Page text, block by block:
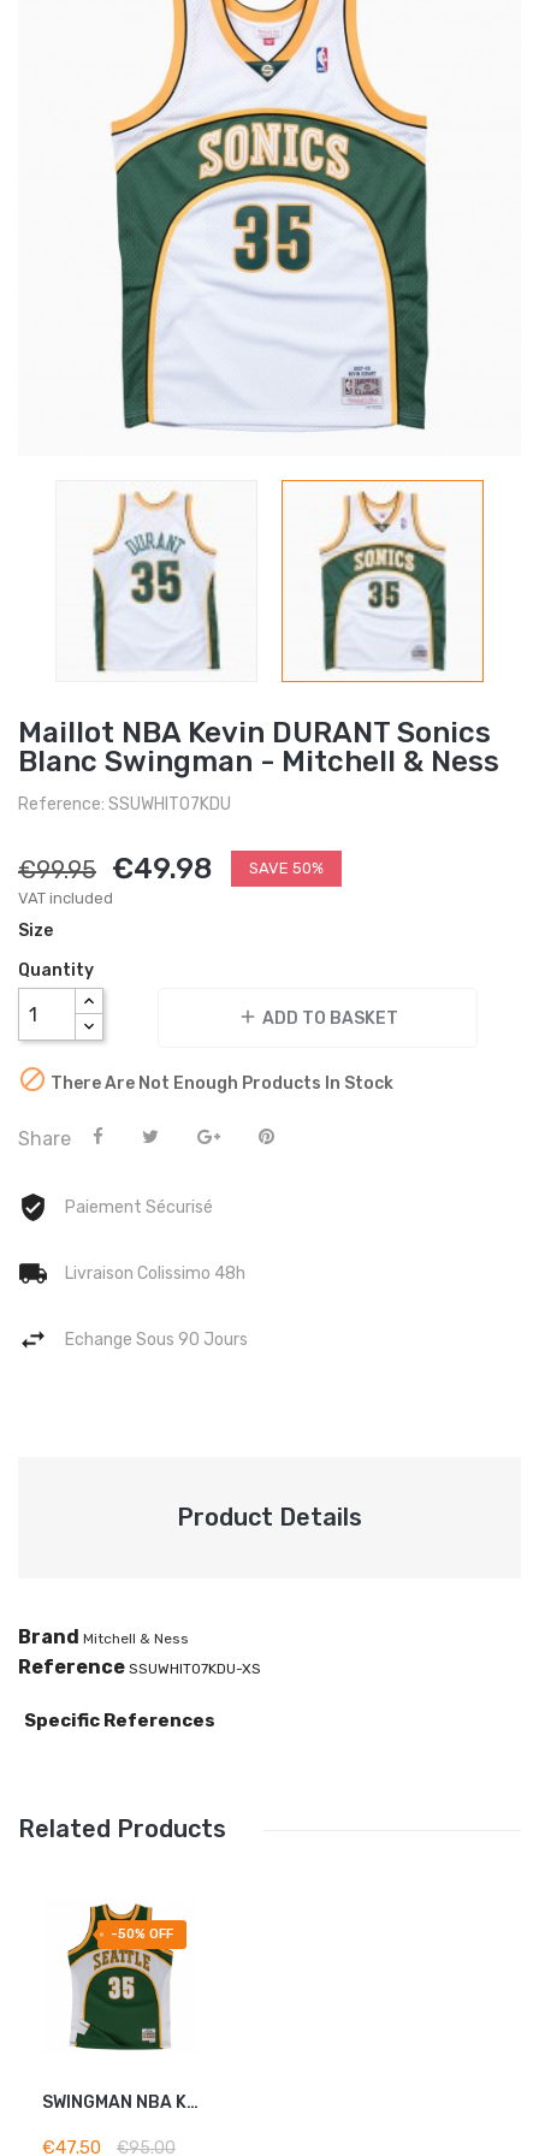
Maillot NBA Kevin DURANT Sonics
Blanc Swingman - Mitchell & Ness
Reference: SSUWHIT07KDU
€99.95 €49.98
SAVE 50%
VAT included
Size
Quantity
add ADD TO BASKET
 There Are Not Enough Products In Stock
Share
Paiement Sécurisé
Livraison Colissimo 48h
Echange Sous 90 Jours
Product Details
Brand Mitchell & Ness
Reference SSUWHIT07KDU-XS
Specific References
Related Products
-50% OFF
SWINGMAN NBA KEVIN DURANT...
€47.50 €95.00
ADD TO BASKET